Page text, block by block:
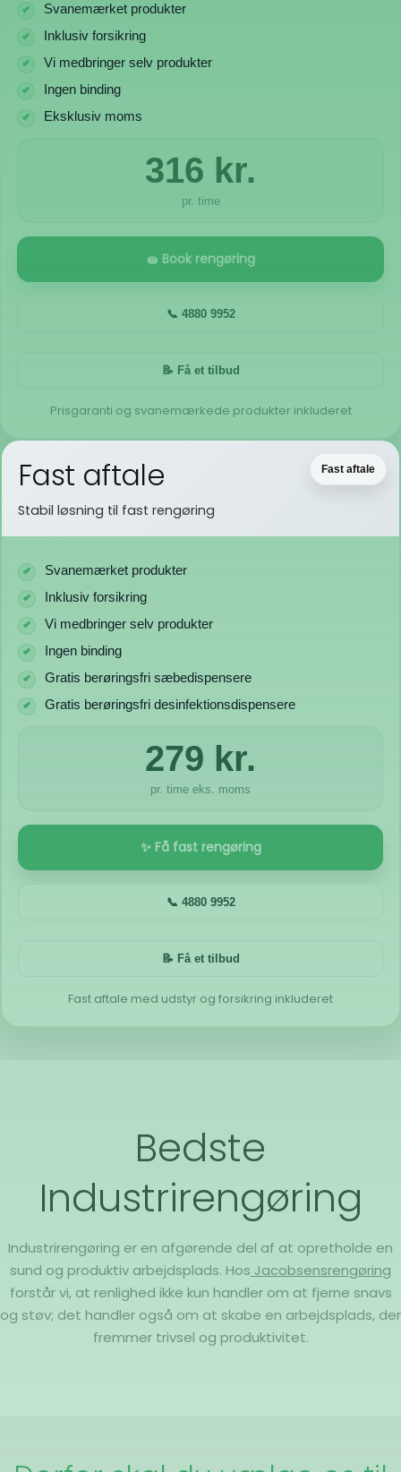
Svanemærket produkter
Inklusiv forsikring
Vi medbringer selv produkter
Ingen binding
Eksklusiv moms
316 kr.
pr. time
🧽 Book rengøring
📞 4880 9952
📝 Få et tilbud
Prisgaranti og svanemærkede produkter inkluderet
Fast aftale
Fast aftale
Stabil løsning til fast rengøring
Svanemærket produkter
Inklusiv forsikring
Vi medbringer selv produkter
Ingen binding
Gratis berøringsfri sæbedispensere
Gratis berøringsfri desinfektionsdispensere
279 kr.
pr. time eks. moms
✨ Få fast rengøring
📞 4880 9952
📝 Få et tilbud
Fast aftale med udstyr og forsikring inkluderet
Bedste
Industrirengøring
Industrirengøring er en afgørende del af at opretholde en
sund og produktiv arbejdsplads. Hos Jacobsensrengøring
forstår vi, at renlighed ikke kun handler om at fjerne snavs
og støv; det handler også om at skabe en arbejdsplads, der
fremmer trivsel og produktivitet.